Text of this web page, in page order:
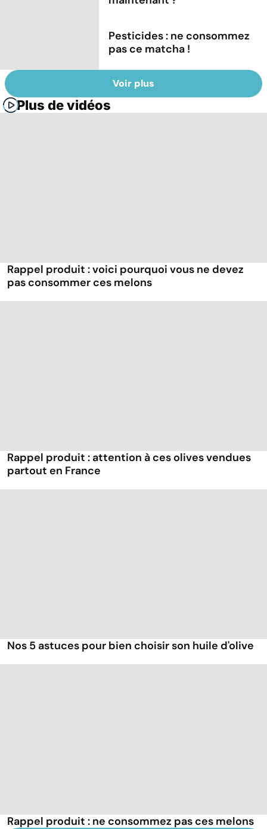
Pesticides : ne consommez
pas ce matcha !
Voir plus
Plus de vidéos
Rappel produit : voici pourquoi vous ne devez
pas consommer ces melons
Rappel produit : attention à ces olives vendues
partout en France
Nos 5 astuces pour bien choisir son huile d'olive
Rappel produit : ne consommez pas ces melons